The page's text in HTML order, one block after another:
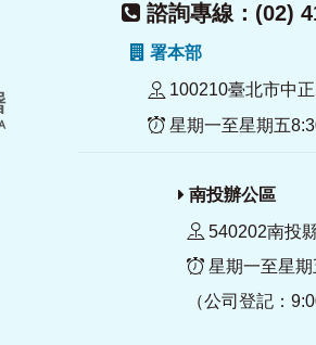
諮詢專線：(02)
署本部
100210臺北市中
星期一至星期五
南投辦公區
540202南投
星期一至星期
（公司登記：